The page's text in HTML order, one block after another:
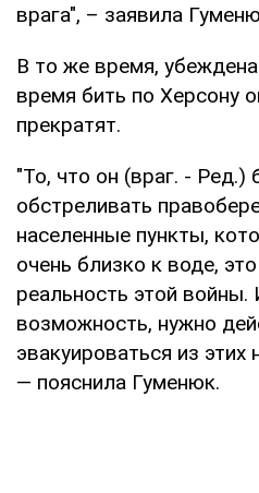
врага", – заявила
В то же время,
время бить по Херсону
прекратят.
"То, что он (враг. - Ред.)
обстреливать
населенные пункты,
очень близко к воде,
реальность этой войны.
возможность, нужно
эвакуироваться из этих
— пояснила Гуменюк.